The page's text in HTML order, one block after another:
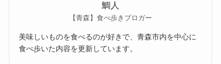
鯛人
【青森】食べ歩きブロガー
美味しいものを食べるのが好きで、青森市内を中心に
食べ歩いた内容を更新しています。